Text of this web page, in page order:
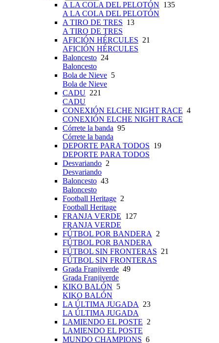
A LA COLA DEL PELOTÓN 135
A LA COLA DEL PELOTÓN
A TIRO DE TRES 13
A TIRO DE TRES
AFICIÓN HÉRCULES 21
AFICIÓN HÉRCULES
Baloncesto 24
Baloncesto
Bola de Nieve 5
Bola de Nieve
CADU 221
CADU
CONEXIÓN ELCHE NIGHT RACE 4
CONEXIÓN ELCHE NIGHT RACE
Córrete la banda 95
Córrete la banda
DEPORTE PARA TODOS 19
DEPORTE PARA TODOS
Desvariando 2
Desvariando
Baloncesto 43
Baloncesto
Football Heritage 2
Football Heritage
FRANJA VERDE 127
FRANJA VERDE
FÚTBOL POR BANDERA 2
FÚTBOL POR BANDERA
FÚTBOL SIN FRONTERAS 21
FÚTBOL SIN FRONTERAS
Grada Franjiverde 49
Grada Franjiverde
KIKO BALÓN 5
KIKO BALÓN
LA ÚLTIMA JUGADA 23
LA ÚLTIMA JUGADA
LAMIENDO EL POSTE 2
LAMIENDO EL POSTE
MUNDO CHAMPIONS 6